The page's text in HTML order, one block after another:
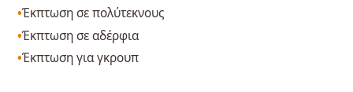
Έκπτωση σε πολύτεκνους
Έκπτωση σε αδέρφια
Έκπτωση για γκρουπ